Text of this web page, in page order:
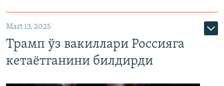
Mart 13, 2025
Трамп ўз вакиллари Россияга
кетаётганини билдирди